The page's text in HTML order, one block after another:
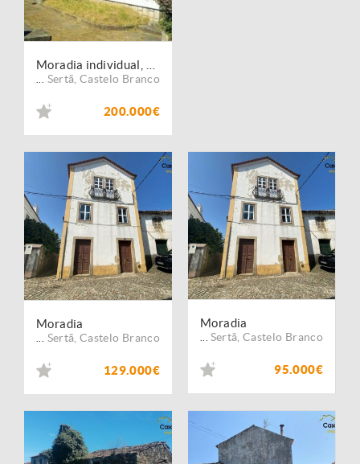
Sertã ,Castelo Branco
200.000€
Moradia
Sertã ,Castelo Branco
129.000€
Moradia
Sertã ,Castelo Branco
95.000€